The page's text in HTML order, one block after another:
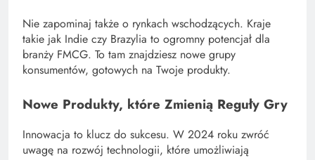
Nie zapominaj także o rynkach wschodzących. Kraje
takie jak Indie czy Brazylia to ogromny potencjał dla
branży FMCG. To tam znajdziesz nowe grupy
konsumentów, gotowych na Twoje produkty.
Nowe Produkty, które Zmienią Reguły Gry
Innowacja to klucz do sukcesu. W 2024 roku zwróć
uwagę na rozwój technologii, które umożliwiają